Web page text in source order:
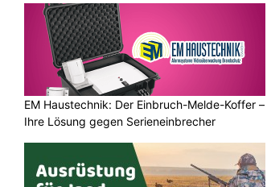
EM Haustechnik: Der Einbruch-Melde-Koffer –
Ihre Lösung gegen Serieneinbrecher